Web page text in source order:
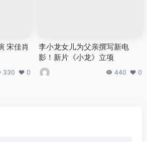
宋佳肖
330 0
李小龙女儿为父亲撰写新电
影！新片《小龙》立项
440 0